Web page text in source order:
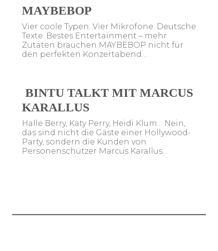
MAYBEBOP
Vier coole Typen. Vier Mikrofone. Deutsche
Texte. Bestes Entertainment – mehr
Zutaten brauchen MAYBEBOP nicht für
den perfekten Konzertabend…
BINTU TALKT MIT MARCUS
KARALLUS
Halle Berry, Katy Perry, Heidi Klum… Nein,
das sind nicht die Gäste einer Hollywood-
Party, sondern die Kunden von
Personenschützer Marcus Karallus…